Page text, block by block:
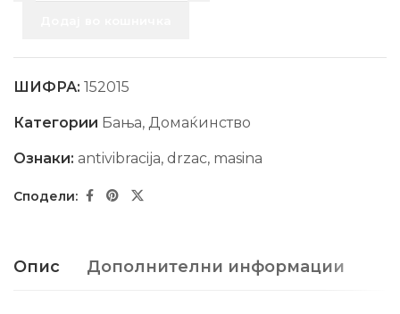
ШИФРА: 152015
Категории Бања, Домаќинство
Ознаки: antivibracija, drzac, masina
Опис Дополнителни информации